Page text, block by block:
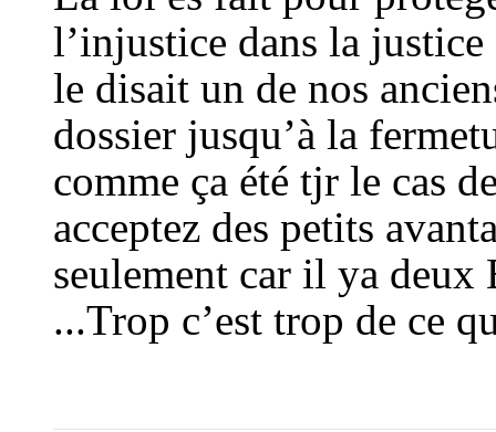
l’injustice dans la
le disait un de nos
dossier jusqu’à la
comme ça été tjr le cas
acceptez des petits
seulement car il ya deux
...Trop c’est trop de ce